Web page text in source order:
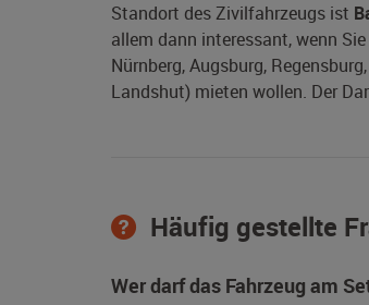
Standort des Zivilfahrzeugs ist
allem dann interessant, wenn
Nürnberg, Augsburg,
Landshut) mieten wollen. Der
Häufig gestellte
Wer darf das Fahrzeug am